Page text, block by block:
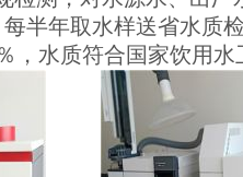
半年取水样送省水质
，水质符合国家饮用水